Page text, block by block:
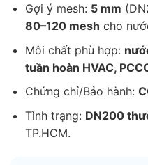
Gợi ý mesh: 5 mm
80–120 mesh cho
Môi chất phù hợp:
tuần hoàn HVAC,
Chứng chỉ/Bảo hành:
Tình trạng: DN200
TP.HCM.